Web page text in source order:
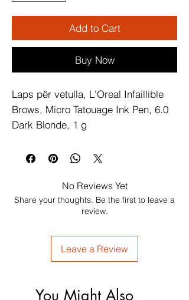
Add to Cart
Buy Now
Laps për vetulla, L'Oreal Infaillible
Brows, Micro Tatouage Ink Pen, 6.0
Dark Blonde, 1 g
No Reviews Yet
Share your thoughts. Be the first to leave a
review.
Leave a Review
You Might Also